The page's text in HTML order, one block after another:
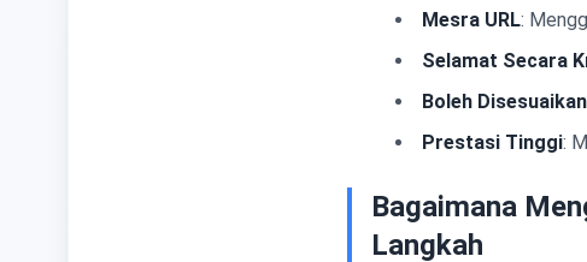
Mesra URL:
Selamat Secara
Boleh Disesuaikan
Prestasi Tinggi:
Bagaimana
Langkah